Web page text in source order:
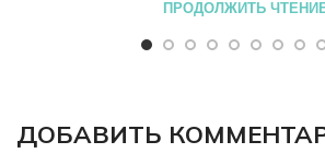
ПРОДОЛЖИТЬ
ДОБАВИТЬ